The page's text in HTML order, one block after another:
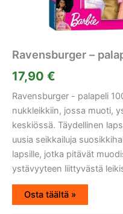
Ravensburger –
17,90 €
Ravensburger - palapeli
nukkleikkiin, jossa muoti,
keskiössä. Täydellinen
uusia seikkailuja
lapsille, jotka pitävät
ystävyyteen liittyvästä
Osta täältä »